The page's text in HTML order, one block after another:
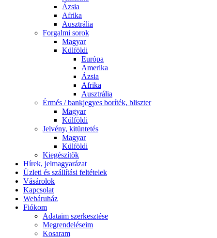
Ázsia
Afrika
Ausztrália
Forgalmi sorok
Magyar
Külföldi
Európa
Amerika
Ázsia
Afrika
Ausztrália
Érmés / bankjegyes boríték, bliszter
Magyar
Külföldi
Jelvény, kitüntetés
Magyar
Külföldi
Kiegészítők
Hírek, jelmagyarázat
Üzleti és szállítási feltételek
Vásárolok
Kapcsolat
Webáruház
Fiókom
Adataim szerkesztése
Megrendeléseim
Kosaram